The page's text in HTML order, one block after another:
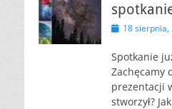
Opublikowano
18 sierpnia,
Spotkanie
Zachęcamy
prezentacji
stworzył?